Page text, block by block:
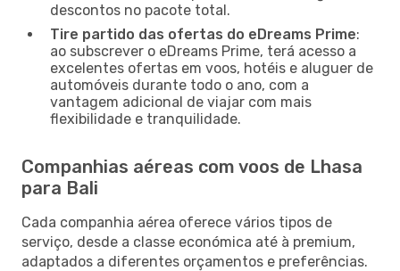
descontos no pacote total.
Tire partido das ofertas do eDreams Prime:
ao subscrever o eDreams Prime, terá acesso a
excelentes ofertas em voos, hotéis e aluguer de
automóveis durante todo o ano, com a
vantagem adicional de viajar com mais
flexibilidade e tranquilidade.
Companhias aéreas com voos de Lhasa
para Bali
Cada companhia aérea oferece vários tipos de
serviço, desde a classe económica até à premium,
adaptados a diferentes orçamentos e preferências.